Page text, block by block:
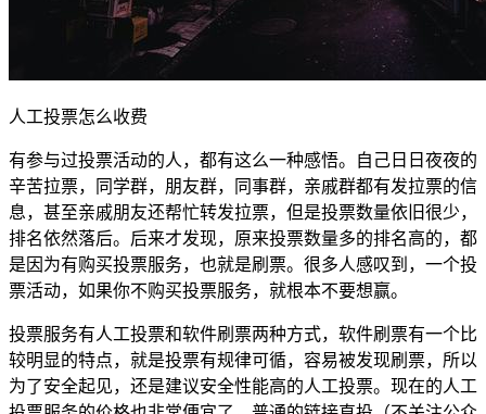
人工投票怎么收费
有参与过投票活动的人，都有这么一种感悟。自己日日夜夜的
辛苦拉票，同学群，朋友群，同事群，亲戚群都有发拉票的信
息，甚至亲戚朋友还帮忙转发拉票，但是投票数量依旧很少，
排名依然落后。后来才发现，原来投票数量多的排名高的，都
是因为有购买投票服务，也就是刷票。很多人感叹到，一个投
票活动，如果你不购买投票服务，就根本不要想赢。
投票服务有人工投票和软件刷票两种方式，软件刷票有一个比
较明显的特点，就是投票有规律可循，容易被发现刷票，所以
为了安全起见，还是建议安全性能高的人工投票。现在的人工